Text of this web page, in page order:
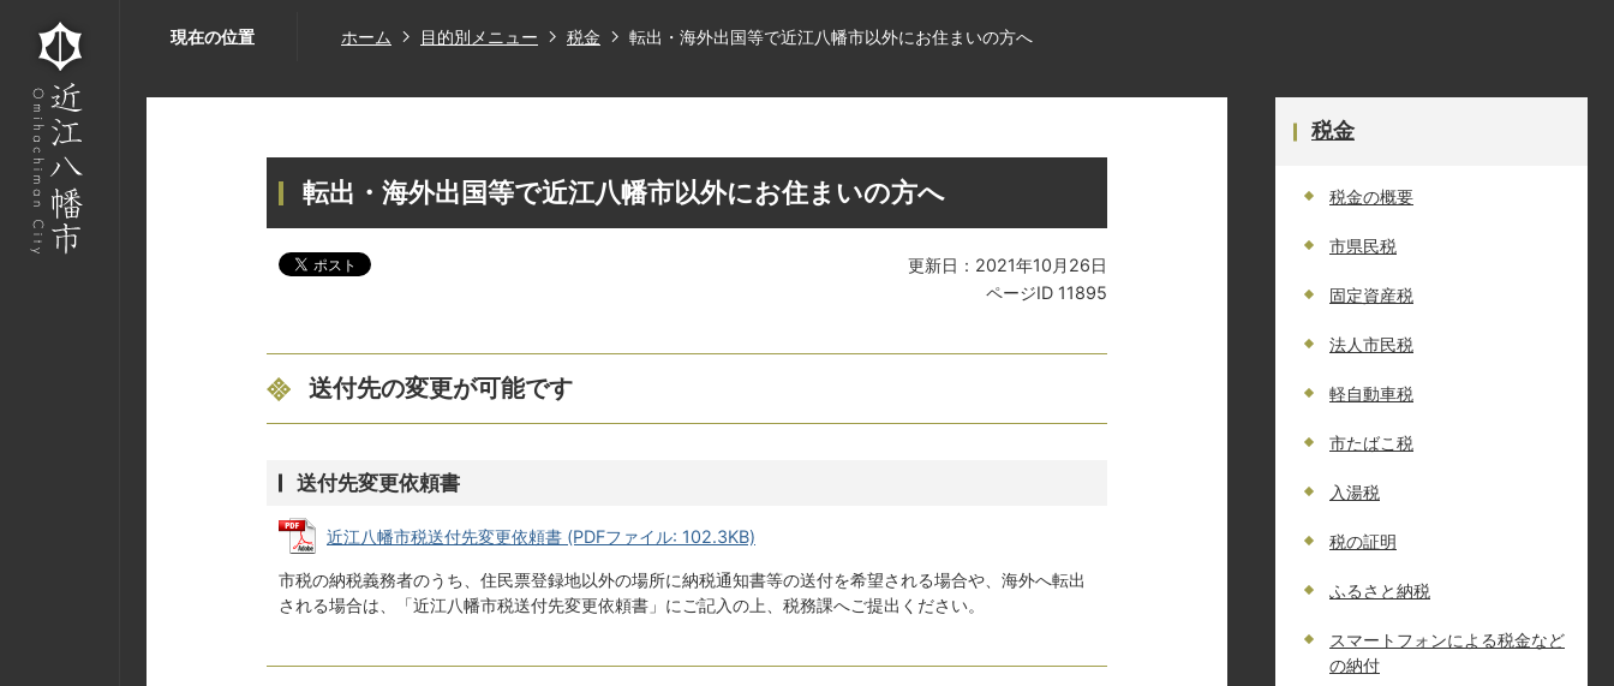
現在の位置 ホーム 目的別メニュー 税金 転出・海外出国等で近江八幡市以外にお住まいの方へ
転出・海外出国等で近江八幡市以外にお住まいの方へ
更新日：2021年10月26日
ページID 11895
送付先の変更が可能です
送付先変更依頼書
近江八幡市税送付先変更依頼書 (PDFファイル: 102.3KB)
市税の納税義務者のうち、住民票登録地以外の場所に納税通知書等の送付を希望される場合や、海外へ転出
される場合は、「近江八幡市税送付先変更依頼書」にご記入の上、税務課へご提出ください。
税金
税金の概要
市県民税
固定資産税
法人市民税
軽自動車税
市たばこ税
入湯税
税の証明
ふるさと納税
スマートフォンによる税金など
の納付